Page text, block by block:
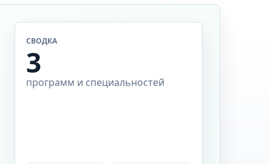
СВОДКА
3
программ и специальностей